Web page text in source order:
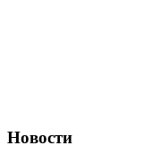
Новости